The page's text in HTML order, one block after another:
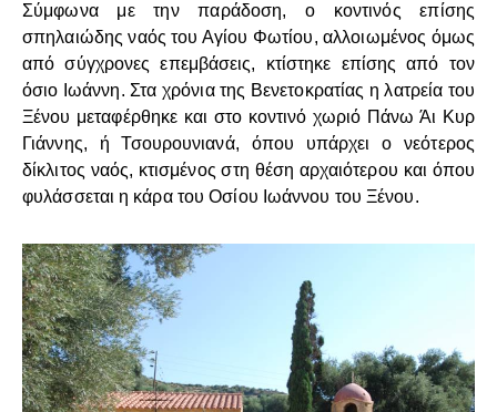
Σύμφωνα με την παράδοση, ο κοντινός επίσης
σπηλαιώδης ναός του Αγίου Φωτίου, αλλοιωμένος όμως
από σύγχρονες επεμβάσεις, κτίστηκε επίσης από τον
όσιο Ιωάννη. Στα χρόνια της Βενετοκρατίας η λατρεία του
Ξένου μεταφέρθηκε και στο κοντινό χωριό Πάνω Άι Κυρ
Γιάννης, ή Τσουρουνιανά, όπου υπάρχει ο νεότερος
δίκλιτος ναός, κτισμένος στη θέση αρχαιότερου και όπου
φυλάσσεται η κάρα του Οσίου Ιωάννου του Ξένου.